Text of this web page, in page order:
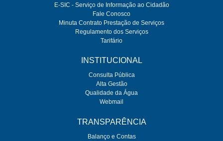
E-SIC - Serviço de Informação ao Cidadão
Fale Conosco
Minuta Contrato Prestação de Serviços
Regulamento dos Serviços
Tarifário
INSTITUCIONAL
Consulta Pública
Alta Gestão
Qualidade da Água
Webmail
TRANSPARÊNCIA
Balanço e Contas